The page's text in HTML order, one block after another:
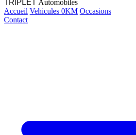
TRIPLET Automobiles
Accueil Vehicules 0KM Occasions
Contact